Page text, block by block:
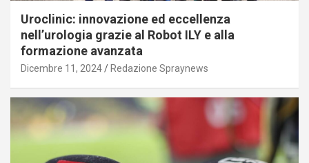
Uroclinic: innovazione ed eccellenza
nell’urologia grazie al Robot ILY e alla
formazione avanzata
Dicembre 11, 2024 Redazione Spraynews